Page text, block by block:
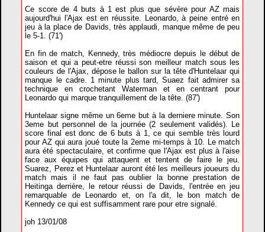
Ce score de 4 buts à 1 est plus que sévère pour AZ mais
aujourd'hui l'Ajax est en réussite. Leonardo, à peine entré en
jeu à la place de Davids, très applaudi, manque même de peu
le 5-1. (71')
En fin de match, Kennedy, très médiocre depuis le début de
saison et qui a peut-etre réussi son meilleur match sous les
couleurs de l'Ajax, dépose le ballon sur la tête d'Huntelaar qui
manque le cadre. 1 minute plus tard, Suaez fait admirer sa
technique en crochetant Waterman et en centrant pour
Leonardo qui marque tranquillement de la tête. (87')
Huntelaar signe même un 6eme but à la derniere minute. Son
3eme but personnel de la journée (2 seulement validés). Le
score final est donc de 6 buts à 1, ce qui semble très lourd
pour AZ qui aura joué toute la 2eme mi-temps à 10. Le match
aura été spectaculaire, et confirme que l'Ajax est plus à l'aise
face aux équipes qui attaquent et tentent de faire le jeu.
Suarez, Perez et Huntelaar auront été les meilleurs joueurs du
match mais il ne faut pas oublier la bonne prestation de
Heitinga derrière, le retour réussi de Davids, l'entrée en jeu
remarquable de Leonardo et, on l'a dit, le bon match de
Kennedy ce qui est suffisamment rare pour etre signalé.
joh 13/01/08